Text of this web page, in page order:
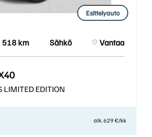
Esittelyauto
518 km Sähkö Vantaa
LIMITED EDITION
alk. 629 €/kk